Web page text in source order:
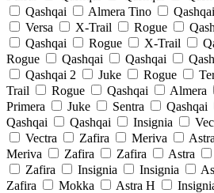
Qashqai
Almera Tino Qashqai
Versa
X-Trail Rogue
Qashqai
Rogue X-Trail
Rogue
Qashqai Qashqai
Qashqai 2
Juke Rogue
Trail
Rogue Qashqai Almera
Primera
Juke Sentra Qashqai
Qashqai
Qashqai Insignia
Vectra
Zafira Meriva Astra
Meriva
Zafira Zafira Astra
Zafira
Insignia Insignia
Zafira
Mokka Astra H